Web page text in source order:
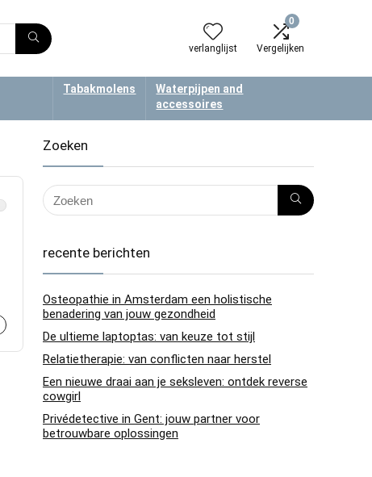
verlanglijst
0
Vergelijken
Tabakmolens
Waterpijpen and
accessoires
Zoeken
recente berichten
Osteopathie in Amsterdam een holistische
benadering van jouw gezondheid
De ultieme laptoptas: van keuze tot stijl
Relatietherapie: van conflicten naar herstel
Een nieuwe draai aan je seksleven: ontdek reverse
cowgirl
Privédetective in Gent: jouw partner voor
betrouwbare oplossingen